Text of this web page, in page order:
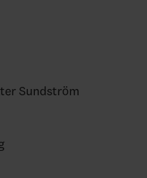
Sundström
Grönborg